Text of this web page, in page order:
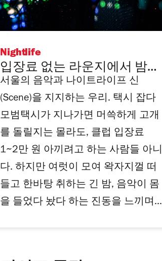
Nightlife
입장료 없는 라운지에서 밤새
흔들기
서울의 음악과 나이트라이프 신
(Scene)을 지지하는 우리. 택시 잡다
모범택시가 지나가면 머쓱하게 고개
를 돌릴지는 몰라도, 클럽 입장료
1~2만 원 아끼려고 하는 사람들 아니
다. 하지만 여럿이 모여 왁자지껄 떠
들고 한바탕 취하는 긴 밤, 음악이 몸
을 들었다 놨다 하는 진동을 느끼며...